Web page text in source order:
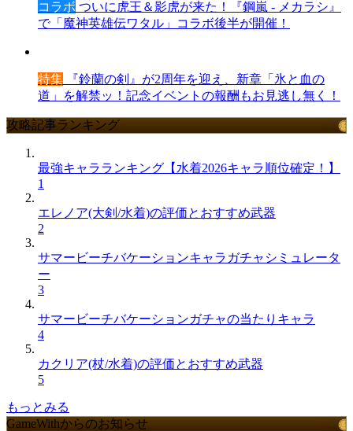
コラボ ついに虎王＆影虎が来た！『鋼嵐 - メカラシ』
で「魔神英雄伝ワタル」コラボ後半が開催！
特集 『鈴蘭の剣』が2周年を迎え、新章「氷と血の
道」を解禁ッ！記念イベントの報酬もお見逃し無く！
攻略記事ランキング
最強キャラランキング【水着2026キャラ順位確定！】
1
エレノア(大剣/水着)の評価とおすすめ武器
2
サマービーチバケーションキャラガチャシミュレータ
ー
3
サマービーチバケーションガチャの当たりキャラ
4
カクリア(杖/水着)の評価とおすすめ武器
5
もっとみる
GameWithからのお知らせ